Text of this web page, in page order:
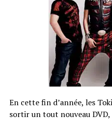
En cette fin d’année, les
sortir un tout nouveau DVD,